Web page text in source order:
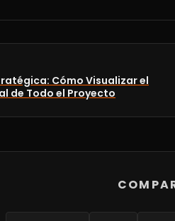
Cómo Visualizar el
de Todo el Proyecto